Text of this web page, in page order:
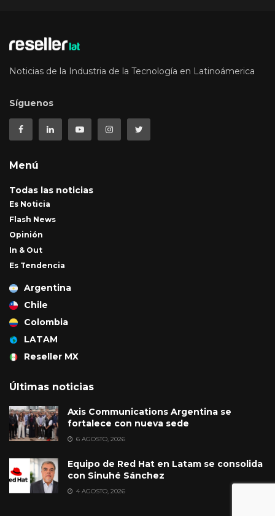
Noticias de la Industria de la Tecnología en Latinoámerica
Síguenos
Menú
Todas las noticias
Es Noticia
Flash News
Opinión
In & Out
Es Tendencia
Argentina
Chile
Colombia
LATAM
Reseller MX
Últimas noticias
Axis Communications Argentina se
fortalece con nueva sede
6 AGOSTO, 2026
Equipo de Red Hat en Latam se consolida
con Sinuhé Sánchez
4 AGOSTO, 2026